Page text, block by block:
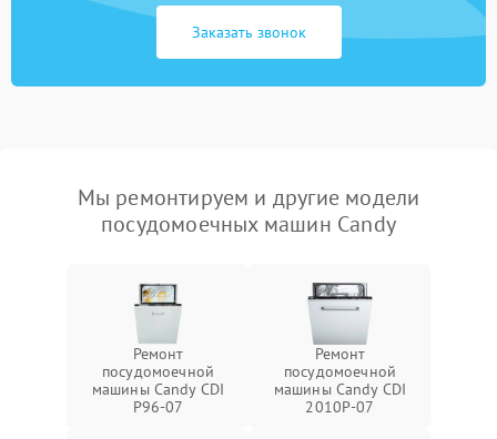
Заказать звонок
Мы ремонтируем и другие модели
посудомоечных машин Candy
Ремонт
посудомоечной
машины Candy CDI
P96-07
Ремонт
посудомоечной
машины Candy CDI
2010P-07